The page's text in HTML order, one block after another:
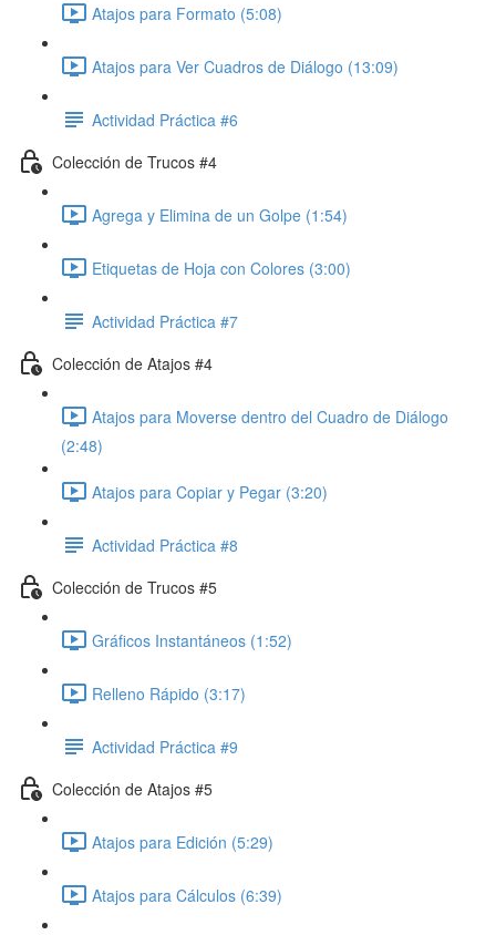
Atajos para Formato (5:08)
Atajos para Ver Cuadros de Diálogo (13:09)
Actividad Práctica #6
Colección de Trucos #4
Agrega y Elimina de un Golpe (1:54)
Etiquetas de Hoja con Colores (3:00)
Actividad Práctica #7
Colección de Atajos #4
Atajos para Moverse dentro del Cuadro de Diálogo
(2:48)
Atajos para Copiar y Pegar (3:20)
Actividad Práctica #8
Colección de Trucos #5
Gráficos Instantáneos (1:52)
Relleno Rápido (3:17)
Actividad Práctica #9
Colección de Atajos #5
Atajos para Edición (5:29)
Atajos para Cálculos (6:39)